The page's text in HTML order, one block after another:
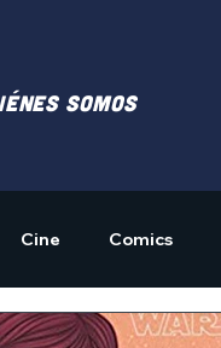
somos
Cine Comics